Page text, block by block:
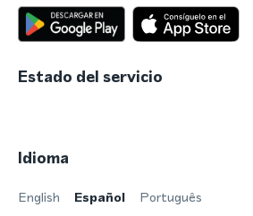
Estado del servicio
Idioma
English Español Português